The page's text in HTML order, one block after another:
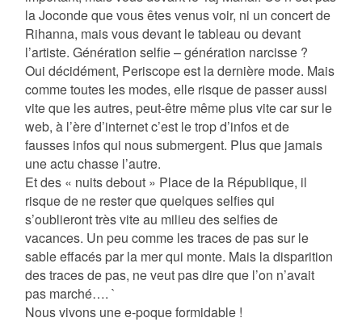
la Joconde que vous êtes venus voir, ni un concert de
Rihanna, mais vous devant le tableau ou devant
l’artiste. Génération selfie – génération narcisse ?
Oui décidément, Periscope est la dernière mode. Mais
comme toutes les modes, elle risque de passer aussi
vite que les autres, peut-être même plus vite car sur le
web, à l’ère d’internet c’est le trop d’infos et de
fausses infos qui nous submergent. Plus que jamais
une actu chasse l’autre.
Et des « nuits debout » Place de la République, il
risque de ne rester que quelques selfies qui
s’oublieront très vite au milieu des selfies de
vacances. Un peu comme les traces de pas sur le
sable effacés par la mer qui monte. Mais la disparition
des traces de pas, ne veut pas dire que l’on n’avait
pas marché…. `
Nous vivons une e-poque formidable !